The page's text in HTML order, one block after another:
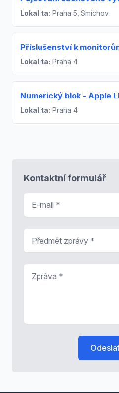
Lokalita: Praha 5, Smíchov
Příslušenství k
Lokalita: Praha 4
Numerický blok - Apple
Lokalita: Praha 4
Kontaktní formulář